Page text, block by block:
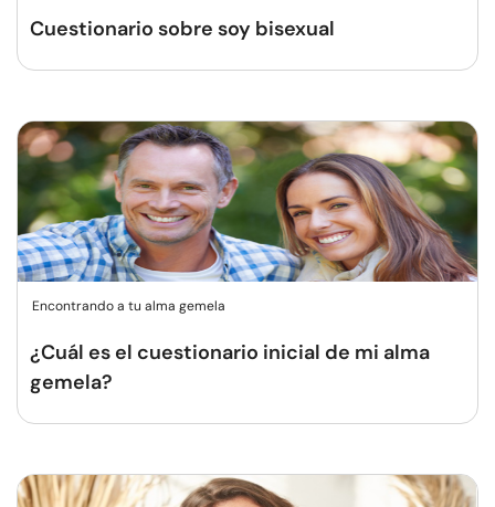
Cuestionario sobre soy bisexual
Encontrando a tu alma gemela
¿Cuál es el cuestionario inicial de mi alma
gemela?